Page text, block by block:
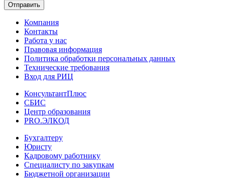
Отправить
Компания
Контакты
Работа у нас
Правовая информация
Политика обработки персональных данных
Технические требования
Вход для РИЦ
КонсультантПлюс
СБИС
Центр образования
PRO.ЭЛКОД
Бухгалтеру
Юристу
Кадровому работнику
Специалисту по закупкам
Бюджетной организации